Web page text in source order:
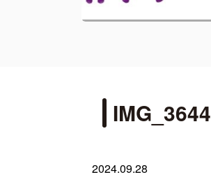
IMG_3644
2024.09.28